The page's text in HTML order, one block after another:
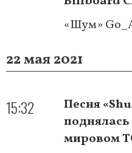
«Шум»
22 мая 2021
15:32
Песня
мировом